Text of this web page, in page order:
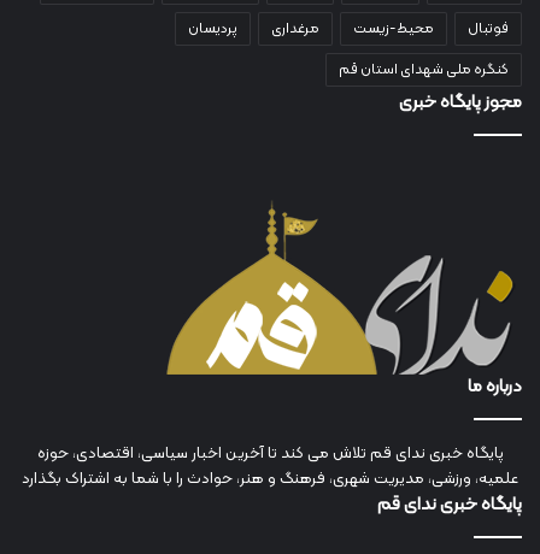
فوتبال
محیط-زیست مرغداری
پردیسان
کنگره ملی شهدای استان قم
مجوز پایگاه خبری
درباره ما
پایگاه خبری ندای قم تلاش می کند تا آخرین اخبار سیاسی، اقتصادی، حوزه
علمیه، ورزشی، مدیریت شهری، فرهنگ و هنر، حوادث را با شما به اشتراک بگذارد
پایگاه خبری ندای قم